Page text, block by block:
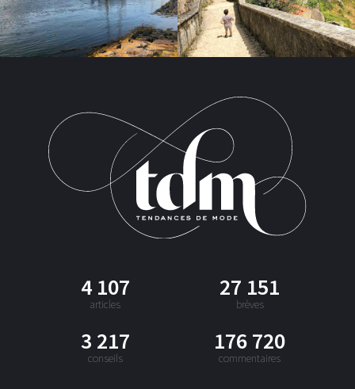
4 107
articles
27 151
brèves
3 217
conseils
176 720
commentaires